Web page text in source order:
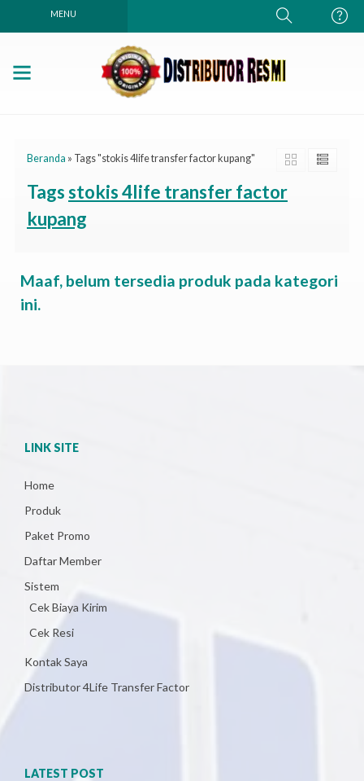
MENU
Beranda » Tags "stokis 4life transfer factor kupang"
Tagsstokis 4life transfer factor
kupang
Maaf, belum tersedia produk pada kategori
ini.
LINK SITE
Home
Produk
Paket Promo
Daftar Member
Sistem
Cek Biaya Kirim
Cek Resi
Kontak Saya
Distributor 4Life Transfer Factor
LATEST POST